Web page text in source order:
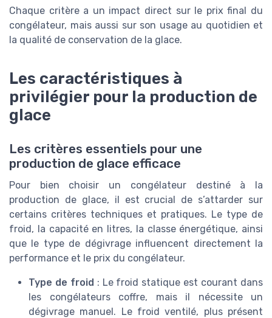
Chaque critère a un impact direct sur le prix final du
congélateur, mais aussi sur son usage au quotidien et
la qualité de conservation de la glace.
Les caractéristiques à
privilégier pour la production de
glace
Les critères essentiels pour une
production de glace efficace
Pour bien choisir un congélateur destiné à la
production de glace, il est crucial de s’attarder sur
certains critères techniques et pratiques. Le type de
froid, la capacité en litres, la classe énergétique, ainsi
que le type de dégivrage influencent directement la
performance et le prix du congélateur.
Type de froid : Le froid statique est courant dans
les congélateurs coffre, mais il nécessite un
dégivrage manuel. Le froid ventilé, plus présent